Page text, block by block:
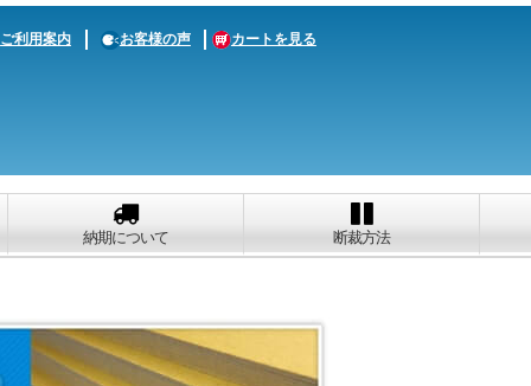
ご利用案内 お客様の声 カートを見る
納期について 断裁方法